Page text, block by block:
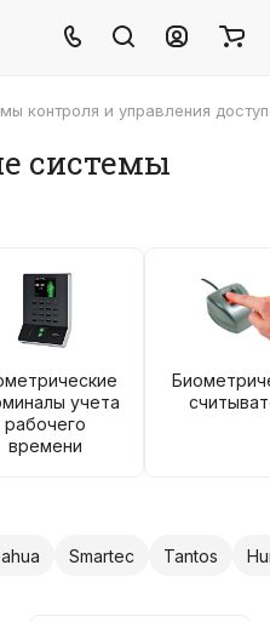
контроля и управления
системы
учета
рабочего
времени
Smartec Tantos